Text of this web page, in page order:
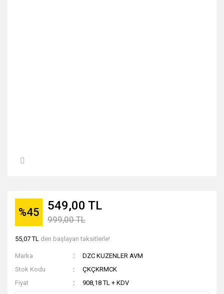
%45 549,00 TL
999,00 TL
55,07 TL den başlayan taksitlerle!
Marka
DZC KUZENLER AVM
Stok Kodu
ÇKÇKRMCK
Fiyat
908,18 TL + KDV